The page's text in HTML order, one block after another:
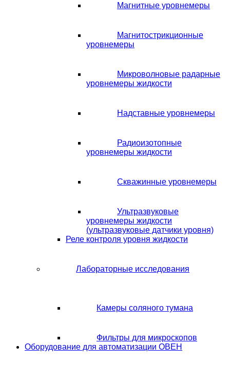
Магнитные уровнемеры
Магнитострикционные
уровнемеры
Микроволновые радарные
уровнемеры жидкости
Надставные уровнемеры
Радиоизотопные
уровнемеры жидкости
Скважинные уровнемеры
Ультразвуковые
уровнемеры жидкости
(ультразвуковые датчики уровня)
Реле контроля уровня жидкости
Лабораторные исследования
Камеры соляного тумана
Фильтры для микроскопов
Оборудование для автоматизации ОВЕН